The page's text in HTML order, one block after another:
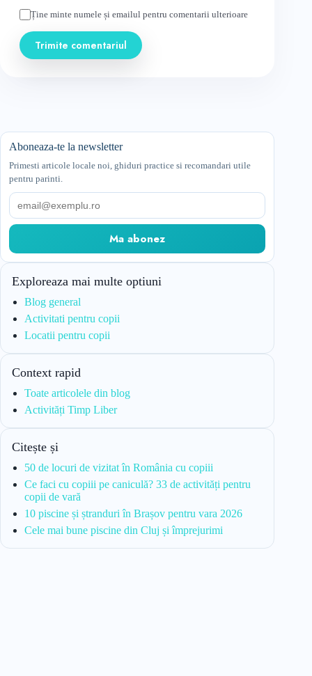
Ține minte numele și emailul pentru comentarii ulterioare
Trimite comentariul
Aboneaza-te la newsletter
Primesti articole locale noi, ghiduri practice si recomandari utile
pentru parinti.
Email
Ma abonez
Exploreaza mai multe optiuni
Blog general
Activitati pentru copii
Locatii pentru copii
Context rapid
Toate articolele din blog
Activități Timp Liber
Citește și
50 de locuri de vizitat în România cu copiii
Ce faci cu copiii pe caniculă? 33 de activități pentru
copii de vară
10 piscine și ștranduri în Brașov pentru vara 2026
Cele mai bune piscine din Cluj și împrejurimi